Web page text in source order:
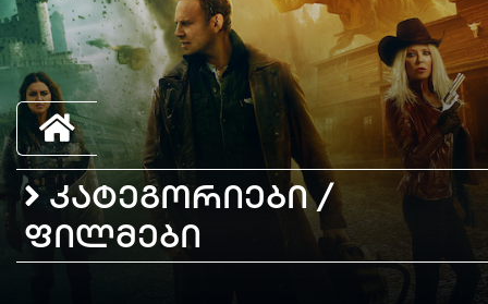
კატეგორიები /
ფილმები